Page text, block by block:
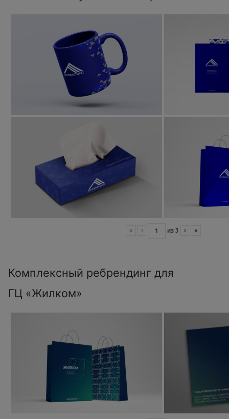
« ‹ из 3 › »
Комплексный ребрендинг для
ГЦ «Жилком»